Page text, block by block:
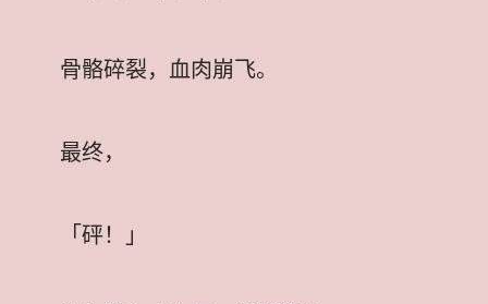
骨骼碎裂，血肉崩飞。
最终，
「砰！」